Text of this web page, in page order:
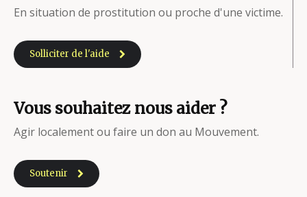
En situation de prostitution ou proche d'une victime.
Solliciter de l'aide
Vous souhaitez nous aider ?
Agir localement ou faire un don au Mouvement.
Soutenir